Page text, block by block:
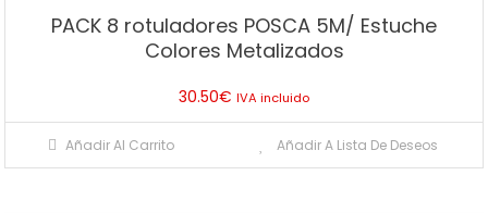
PACK 8 rotuladores POSCA 5M/ Estuche
Colores Metalizados
30.50€ IVA incluido
Añadir Al Carrito Añadir A Lista De Deseos